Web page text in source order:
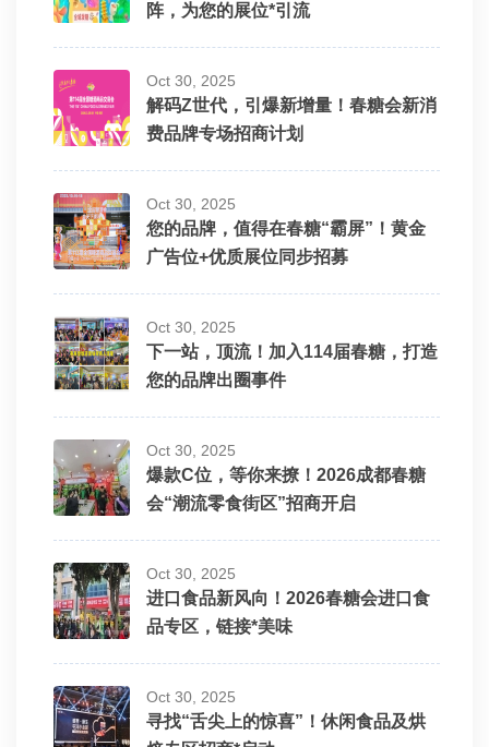
阵，为您的展位*引流
Oct 30, 2025
解码Z世代，引爆新增量！春糖会新消
费品牌专场招商计划
Oct 30, 2025
您的品牌，值得在春糖“霸屏”！黄金
广告位+优质展位同步招募
Oct 30, 2025
下一站，顶流！加入114届春糖，打造
您的品牌出圈事件
Oct 30, 2025
爆款C位，等你来撩！2026成都春糖
会“潮流零食街区”招商开启
Oct 30, 2025
进口食品新风向！2026春糖会进口食
品专区，链接*美味
Oct 30, 2025
寻找“舌尖上的惊喜”！休闲食品及烘